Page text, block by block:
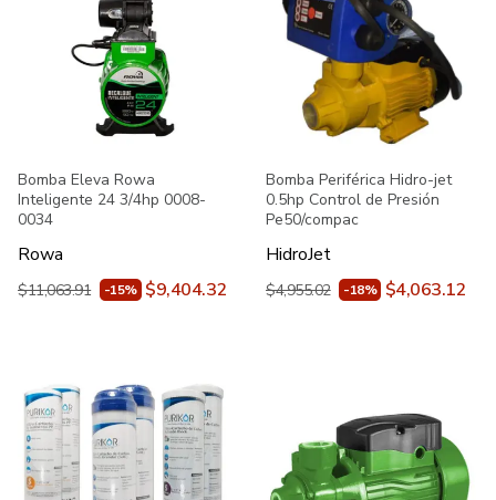
Bomba Eleva Rowa
Inteligente 24 3/4hp 0008-
0034
Rowa
$11,063.91 -15% $9,404.32
Bomba Periférica Hidro-jet
0.5hp Control de Presión
Pe50/compac
HidroJet
$4,955.02 -18% $4,063.12